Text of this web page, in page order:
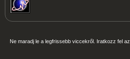
Ne maradj le a legfrissebb viccekről. Iratkozz fel az